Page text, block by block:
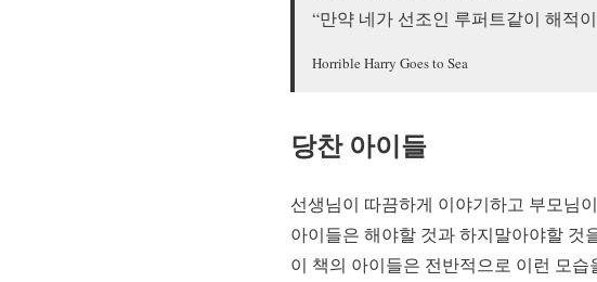
“만약 네가 선조인 루퍼트같이 해적
Horrible Harry Goes to Sea
당찬 아이들
선생님이 따끔하게 이야기하고 부모님
아이들은 해야할 것과 하지말아야할 것
이 책의 아이들은 전반적으로 이런 모